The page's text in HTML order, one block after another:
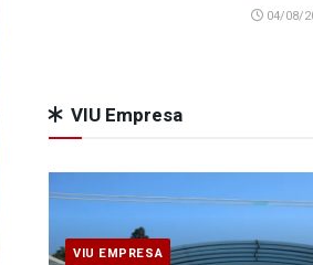
04/08/
VIU Empresa
VIU EMPRESA